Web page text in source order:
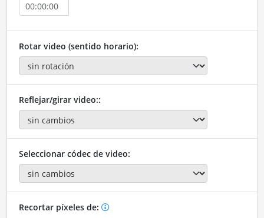
Rotar video (sentido horario):
Reflejar/girar video::
Seleccionar códec de video:
Recortar píxeles de: